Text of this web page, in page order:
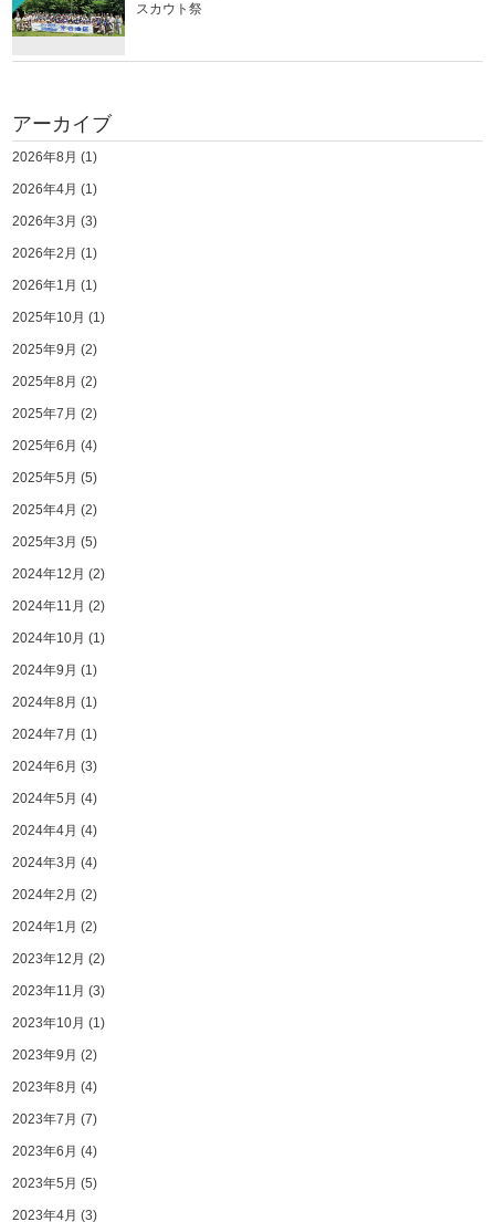
スカウト祭
アーカイブ
2026年8月 (1)
2026年4月 (1)
2026年3月 (3)
2026年2月 (1)
2026年1月 (1)
2025年10月 (1)
2025年9月 (2)
2025年8月 (2)
2025年7月 (2)
2025年6月 (4)
2025年5月 (5)
2025年4月 (2)
2025年3月 (5)
2024年12月 (2)
2024年11月 (2)
2024年10月 (1)
2024年9月 (1)
2024年8月 (1)
2024年7月 (1)
2024年6月 (3)
2024年5月 (4)
2024年4月 (4)
2024年3月 (4)
2024年2月 (2)
2024年1月 (2)
2023年12月 (2)
2023年11月 (3)
2023年10月 (1)
2023年9月 (2)
2023年8月 (4)
2023年7月 (7)
2023年6月 (4)
2023年5月 (5)
2023年4月 (3)